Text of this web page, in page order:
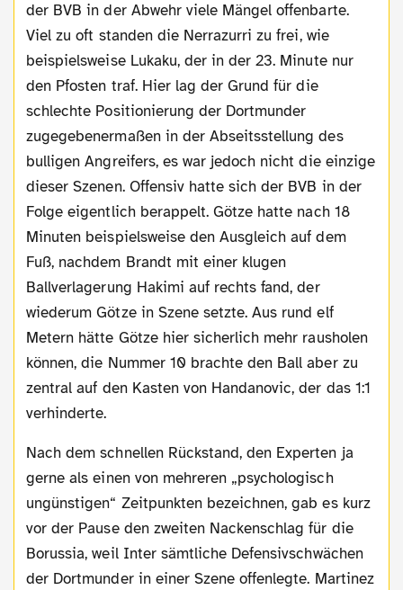
der BVB in der Abwehr viele Mängel offenbarte.
Viel zu oft standen die Nerrazurri zu frei, wie
beispielsweise Lukaku, der in der 23. Minute nur
den Pfosten traf. Hier lag der Grund für die
schlechte Positionierung der Dortmunder
zugegebenermaßen in der Abseitsstellung des
bulligen Angreifers, es war jedoch nicht die einzige
dieser Szenen. Offensiv hatte sich der BVB in der
Folge eigentlich berappelt. Götze hatte nach 18
Minuten beispielsweise den Ausgleich auf dem
Fuß, nachdem Brandt mit einer klugen
Ballverlagerung Hakimi auf rechts fand, der
wiederum Götze in Szene setzte. Aus rund elf
Metern hätte Götze hier sicherlich mehr rausholen
können, die Nummer 10 brachte den Ball aber zu
zentral auf den Kasten von Handanovic, der das 1:1
verhinderte.
Nach dem schnellen Rückstand, den Experten ja
gerne als einen von mehreren „psychologisch
ungünstigen“ Zeitpunkten bezeichnen, gab es kurz
vor der Pause den zweiten Nackenschlag für die
Borussia, weil Inter sämtliche Defensivschwächen
der Dortmunder in einer Szene offenlegte. Martinez